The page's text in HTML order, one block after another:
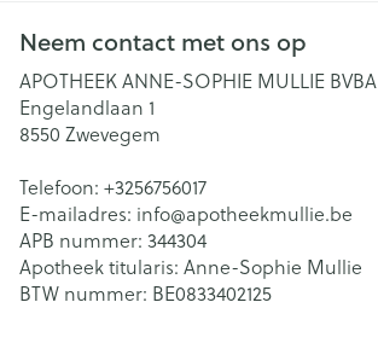
Neem contact met ons op
APOTHEEK ANNE-SOPHIE MULLIE BVBA
Engelandlaan 1
8550 Zwevegem
Telefoon: +3256756017
E-mailadres: info@apotheekmullie.be
APB nummer: 344304
Apotheek titularis: Anne-Sophie Mullie
BTW nummer: BE0833402125